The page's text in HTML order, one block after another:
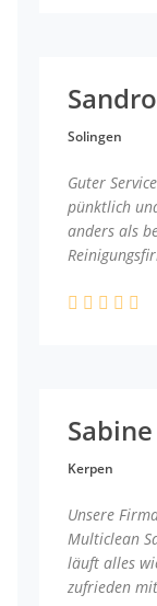
Solingen
Guter
pünktlich
anders als
Kerpen
Unsere
Multiclean
läuft alles
zufrieden